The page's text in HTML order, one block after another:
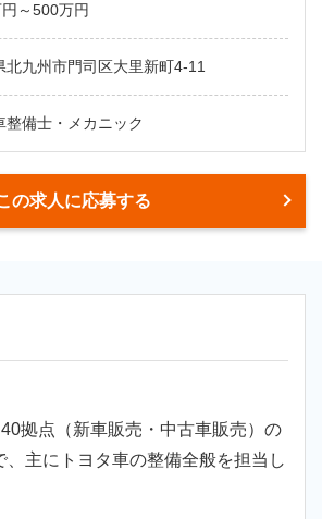
～500万円
北九州市門司区大里新町4-11
整備士・メカニック
の求人に応募する
拠点（新車販売・中古車販売）の
、主にトヨタ車の整備全般を担当し